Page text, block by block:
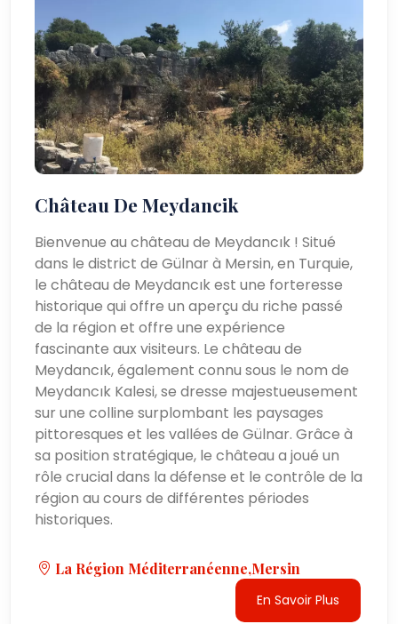
Château De Meydancik
Bienvenue au château de Meydancık ! Situé
dans le district de Gülnar à Mersin, en Turquie,
le château de Meydancık est une forteresse
historique qui offre un aperçu du riche passé
de la région et offre une expérience
fascinante aux visiteurs. Le château de
Meydancık, également connu sous le nom de
Meydancık Kalesi, se dresse majestueusement
sur une colline surplombant les paysages
pittoresques et les vallées de Gülnar. Grâce à
sa position stratégique, le château a joué un
rôle crucial dans la défense et le contrôle de la
région au cours de différentes périodes
historiques.
La Région Méditerranéenne,Mersin
En Savoir Plus